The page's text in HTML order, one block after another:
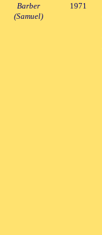
Barber
(Samuel)
1971